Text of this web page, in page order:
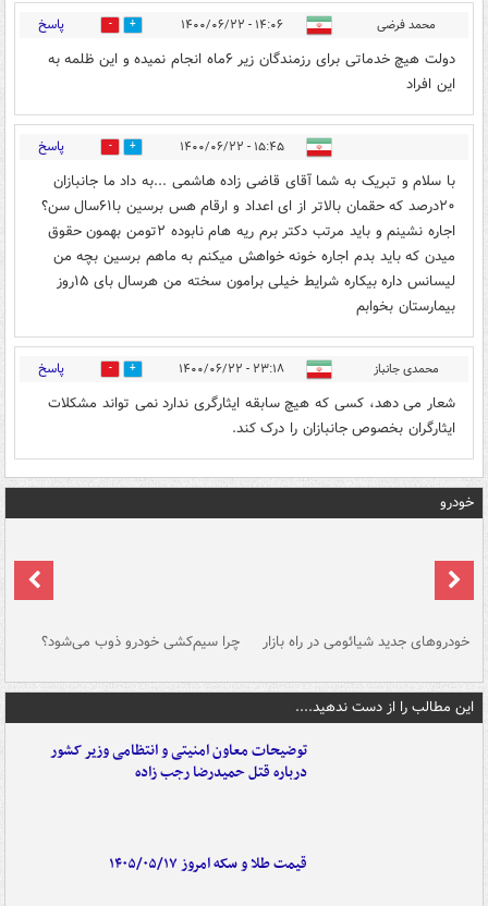
محمد فرضی ۱۴:۰۶ - ۱۴۰۰/۰۶/۲۲ 0 پاسخ
دولت هیچ خدماتی برای رزمندگان زیر ۶ماه انجام نمیده و این ظلمه به
این افراد
۱۵:۴۵ - ۱۴۰۰/۰۶/۲۲ 0 پاسخ
با سلام و تبریک به شما آقای قاضی زاده هاشمی ...به داد ما جانبازان
۲۰درصد که حقمان بالاتر از ای اعداد و ارقام هس برسین با۶۱سال سن؟
اجاره نشینم و باید مرتب دکتر برم ریه هام نابوده ۲تومن بهمون حقوق
میدن که باید بدم اجاره خونه خواهش میکنم به ماهم برسین بچه من
لیسانس داره بیکاره شرایط خیلی برامون سخته من هرسال بای ۱۵روز
بیمارستان بخوابم
محمدی جانباز ۲۳:۱۸ - ۱۴۰۰/۰۶/۲۲ 0 پاسخ
شعار می دهد، کسی که هیچ سابقه ایثارگری ندارد نمی تواند مشکلات
ایثارگران بخصوص جانبازان را درک کند.
خودرو
خودروهای جدید شیائومی در راه بازار چرا سیم‌کشی خودرو ذوب می‌شود؟
این مطالب را از دست ندهید....
توضیحات معاون امنیتی و انتظامی وزیر کشور
درباره قتل حمیدرضا رجب زاده
قیمت طلا و سکه امروز ۱۴۰۵/۰۵/۱۷